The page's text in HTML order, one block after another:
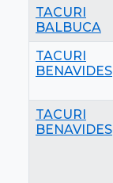
TACURI
BALBUCA
TACURI
BENAVIDES
TACURI
BENAVIDES